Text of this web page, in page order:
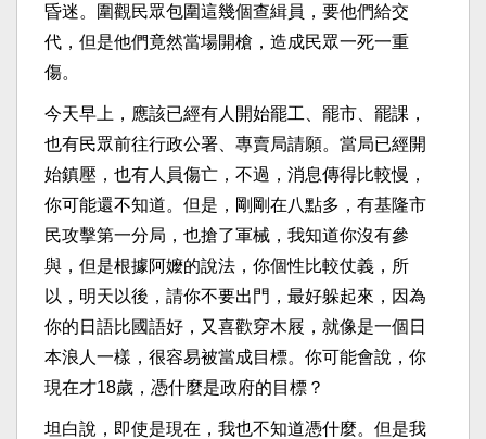
昏迷。圍觀民眾包圍這幾個查緝員，要他們給交
代，但是他們竟然當場開槍，造成民眾一死一重
傷。
今天早上，應該已經有人開始罷工、罷市、罷課，
也有民眾前往行政公署、專賣局請願。當局已經開
始鎮壓，也有人員傷亡，不過，消息傳得比較慢，
你可能還不知道。但是，剛剛在八點多，有基隆市
民攻擊第一分局，也搶了軍械，我知道你沒有參
與，但是根據阿嬤的說法，你個性比較仗義，所
以，明天以後，請你不要出門，最好躲起來，因為
你的日語比國語好，又喜歡穿木屐，就像是一個日
本浪人一樣，很容易被當成目標。你可能會說，你
現在才18歲，憑什麼是政府的目標？
坦白說，即使是現在，我也不知道憑什麼。但是我